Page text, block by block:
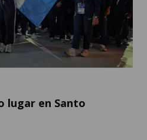
lugar en Santo